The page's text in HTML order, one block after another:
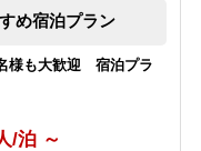
素泊まりプラン！
泊 ～
のお得なシルバープラ
め宿泊プラン
様も大歓迎 宿泊プラ
/泊 ～